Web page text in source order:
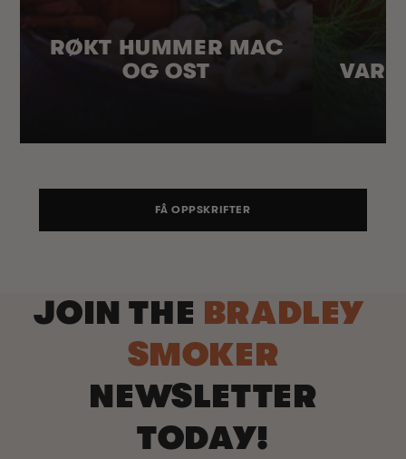
RØKT HUMMER MAC
OG OST
FÅ OPPSKRIFTER
JOIN THE BRADLEY
SMOKER
NEWSLETTER
TODAY!